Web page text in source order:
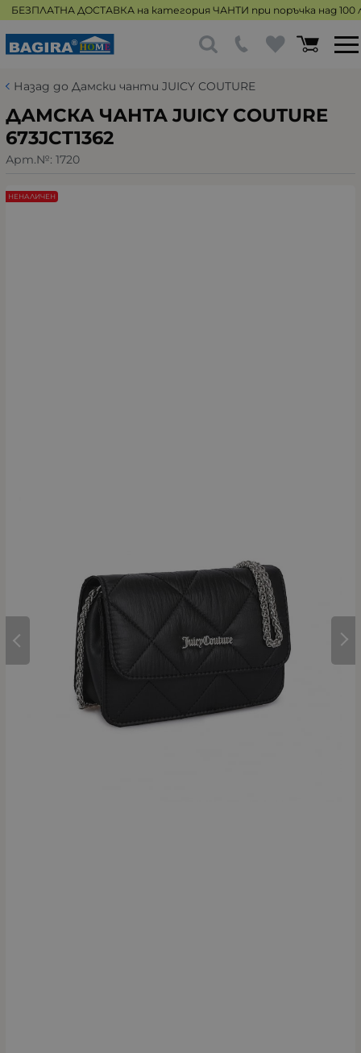
БЕЗПЛАТНА ДОСТАВКА на категория ЧАНТИ при поръчка над 100
Назад до Дамски чанти JUICY COUTURE
ДАМСКА ЧАНТА JUICY COUTURE
673JCT1362
Арт.№: 1720
НЕНАЛИЧЕН